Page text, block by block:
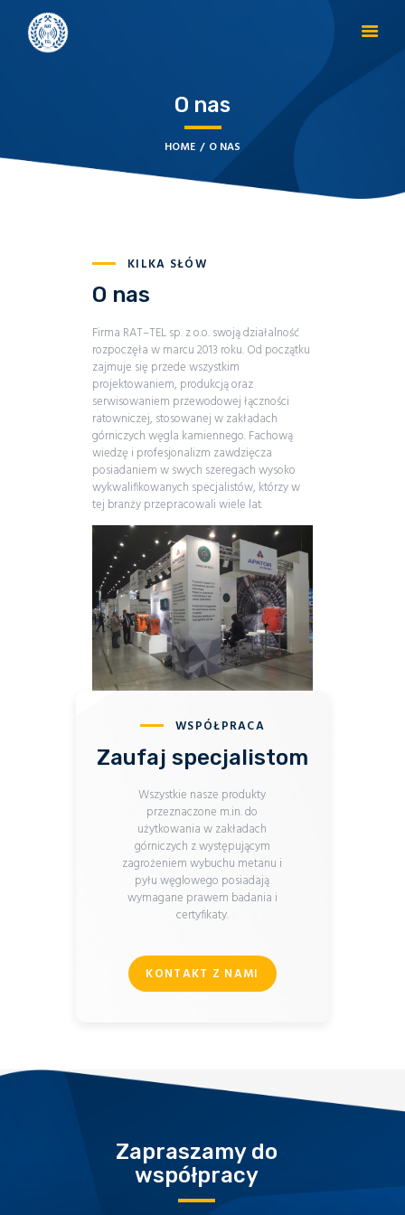
O nas
HOME O NAS
STRONA GŁÓWNA
PRODUKTY
KILKA SŁÓW
O nas
Firma RAT–TEL sp. z o.o. swoją działalność
rozpoczęła w marcu 2013 roku. Od początku
zajmuje się przede wszystkim
projektowaniem, produkcją oraz
serwisowaniem przewodowej łączności
ratowniczej, stosowanej w zakładach
górniczych węgla kamiennego. Fachową
wiedzę i profesjonalizm zawdzięcza
posiadaniem w swych szeregach wysoko
wykwalifikowanych specjalistów, którzy w
tej branży przepracowali wiele lat.
WSPÓŁPRACA
Zaufaj specjalistom
Wszystkie nasze produkty
przeznaczone m.in. do
użytkowania w zakładach
górniczych z występującym
zagrożeniem wybuchu metanu i
pyłu węglowego posiadają
wymagane prawem badania i
certyfikaty.
KONTAKT Z NAMI
Zapraszamy do
współpracy